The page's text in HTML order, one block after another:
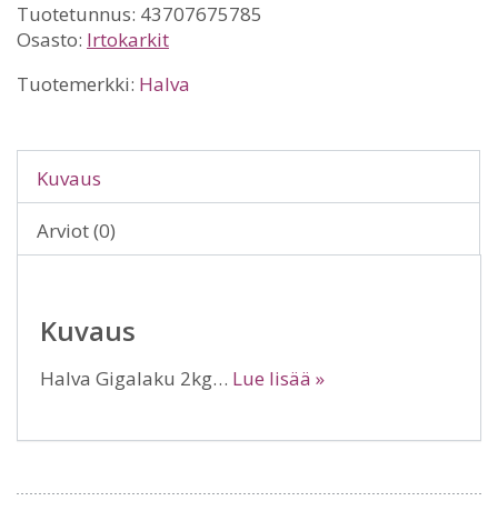
Tuotetunnus: 43707675785
Osasto: Irtokarkit
Tuotemerkki: Halva
Kuvaus
Arviot (0)
Kuvaus
Halva Gigalaku 2kg… Lue lisää »